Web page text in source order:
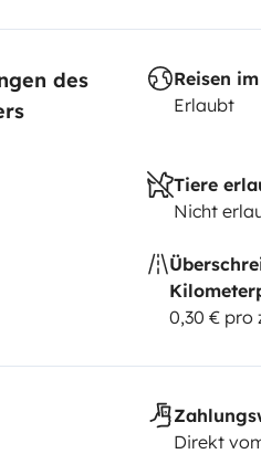
des
Reisen
Erlaubt
Tiere
Nicht
0,30 € pro
Direkt